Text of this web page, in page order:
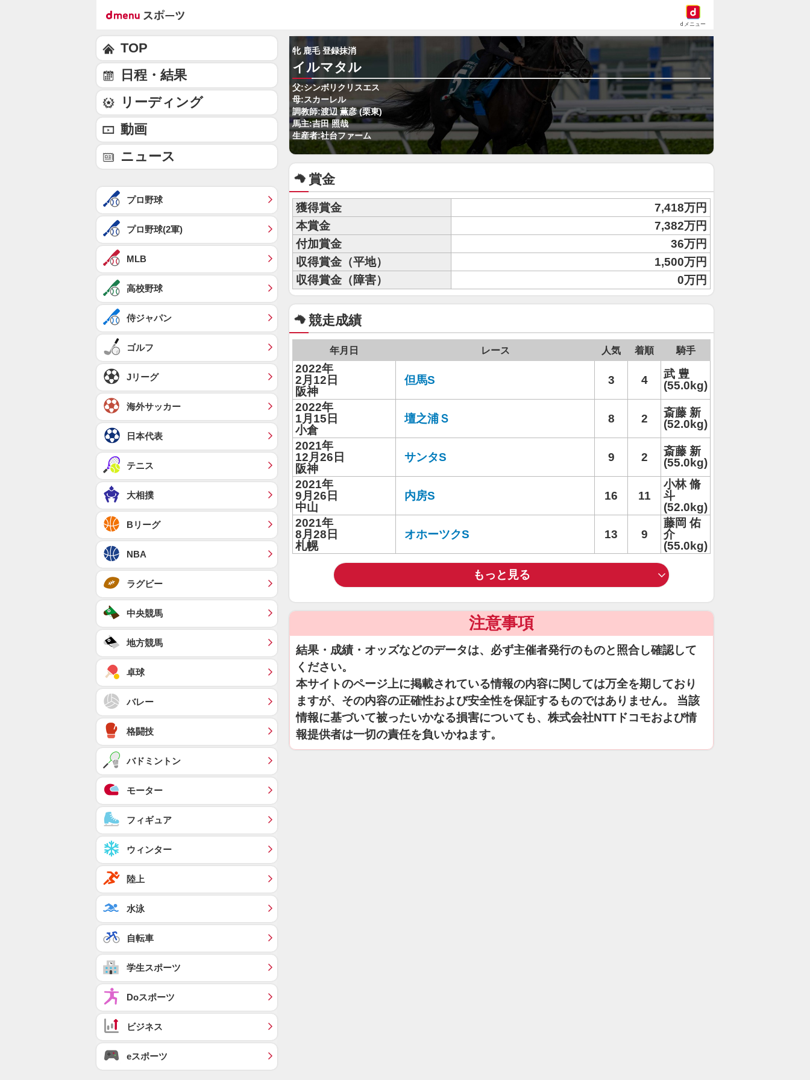
dメニュー
牝 鹿毛 登録抹消
イルマタル
父:シンボリクリスエス
母:スカーレル
調教師:渡辺 薫彦 (栗東)
馬主:吉田 照哉
生産者:社台ファーム
賞金
獲得賞金
7,418万円
本賞金
7,382万円
付加賞金
36万円
収得賞金（平地）
1,500万円
収得賞金（障害）
0万円
競走成績
年月日 レース 人気 着順 騎手
2022年
2月12日
阪神
但馬S 3 4
武 豊
(55.0kg)
2022年
1月15日
小倉
壇之浦Ｓ 8 2
斎藤 新
(52.0kg)
2021年
12月26日
阪神
サンタS 9 2
斎藤 新
(55.0kg)
2021年
9月26日
中山
内房S 16 11
小林 脩
斗
(52.0kg)
2021年
8月28日
札幌
オホーツクS 13 9
藤岡 佑
介
(55.0kg)
もっと見る
注意事項
結果・成績・オッズなどのデータは、必ず主催者発行のものと照合し確認して
ください。
本サイトのページ上に掲載されている情報の内容に関しては万全を期しており
ますが、その内容の正確性および安全性を保証するものではありません。 当該
情報に基づいて被ったいかなる損害についても、株式会社NTTドコモおよび情
報提供者は一切の責任を負いかねます。
TOP
日程・結果
リーディング
動画
ニュース
プロ野球
プロ野球(2軍)
MLB
高校野球
侍ジャパン
ゴルフ
Jリーグ
海外サッカー
日本代表
テニス
大相撲
Bリーグ
NBA
ラグビー
中央競馬
地方競馬
卓球
バレー
格闘技
バドミントン
モーター
フィギュア
ウィンター
陸上
水泳
自転車
学生スポーツ
Doスポーツ
ビジネス
eスポーツ